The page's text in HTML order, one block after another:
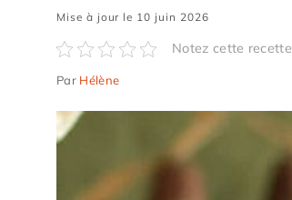
Mise à jour le 10 juin 2026
Notez cette recette
Par Hélène